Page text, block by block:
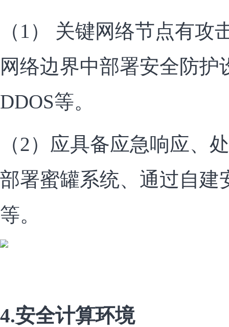
（1） 关键网络节点有攻
网络边界中部署安全防护
DDOS等。
（2）应具备应急响应、
部署蜜罐系统、通过自建
等。
4.安全计算环境